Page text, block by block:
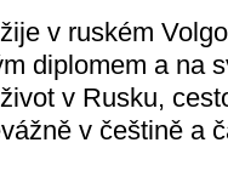
v ruském
diplomem a na
v Rusku,
v češtině a